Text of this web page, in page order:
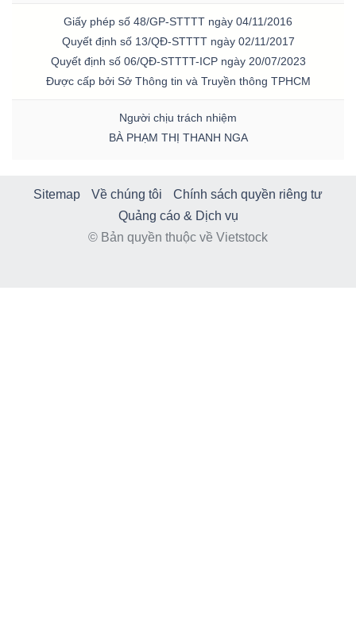
Giấy phép số 48/GP-STTTT ngày 04/11/2016
Quyết định số 13/QĐ-STTTT ngày 02/11/2017
Quyết định số 06/QĐ-STTTT-ICP ngày 20/07/2023
Được cấp bởi Sở Thông tin và Truyền thông TPHCM
Người chịu trách nhiệm
BÀ PHẠM THỊ THANH NGA
Sitemap Về chúng tôi
Chính sách quyền riêng tư
Quảng cáo & Dịch vụ
© Bản quyền thuộc về Vietstock